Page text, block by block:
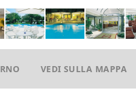
VEDI SULLA MAPPA